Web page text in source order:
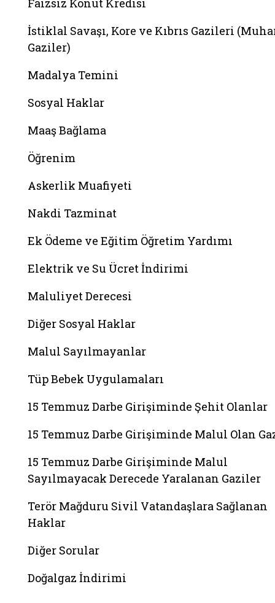
Faizsiz Konut Kredisi
İstiklal Savaşı, Kore ve Kıbrıs Gazileri
Gaziler)
Madalya Temini
Sosyal Haklar
Maaş Bağlama
Öğrenim
Askerlik Muafiyeti
Nakdi Tazminat
Ek Ödeme ve Eğitim Öğretim Yardımı
Elektrik ve Su Ücret İndirimi
Maluliyet Derecesi
Diğer Sosyal Haklar
Malul Sayılmayanlar
Tüp Bebek Uygulamaları
15 Temmuz Darbe Girişiminde Şehit Olanlar
15 Temmuz Darbe Girişiminde Malul Olan
15 Temmuz Darbe Girişiminde Malul
Sayılmayacak Derecede Yaralanan Gaziler
Terör Mağduru Sivil Vatandaşlara Sağlanan
Haklar
Diğer Sorular
Doğalgaz İndirimi